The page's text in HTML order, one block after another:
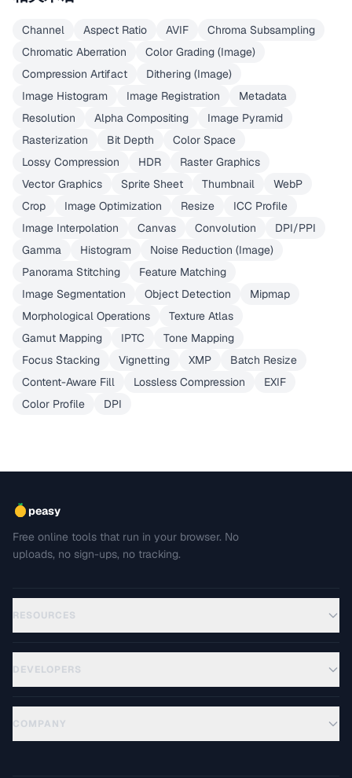
Channel Aspect Ratio AVIF
Chroma Subsampling
Chromatic Aberration
Color Grading (Image)
Compression Artifact
Dithering (Image)
Image Histogram
Image Registration
Metadata
Resolution
Alpha Compositing
Image Pyramid
Rasterization
Bit Depth
Color Space
Lossy Compression
HDR
Raster Graphics
Vector Graphics
Sprite Sheet Thumbnail
WebP
Crop
Image Optimization Resize
ICC Profile
Image Interpolation
Canvas Convolution
DPI/PPI
Gamma
Histogram
Noise Reduction (Image)
Panorama Stitching
Feature Matching
Image Segmentation
Object Detection
Mipmap
Morphological Operations
Texture Atlas
Gamut Mapping
IPTC
Tone Mapping
Focus Stacking
Vignetting XMP
Batch Resize
Content-Aware Fill
Lossless Compression
EXIF
Color Profile
DPI
peasy
Free online tools that run in your browser. No
uploads, no sign-ups, no tracking.
RESOURCES
DEVELOPERS
COMPANY